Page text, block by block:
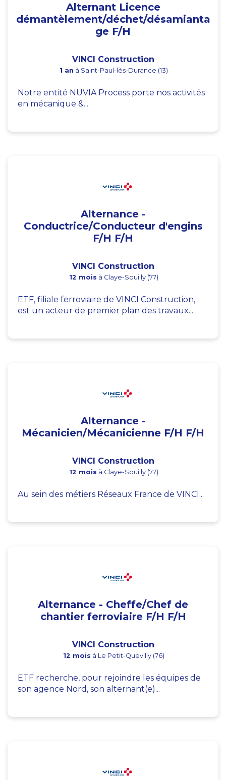
Alternant Licence
démantèlement/déchet/désamianta
ge F/H
VINCI Construction
1 an à Saint-Paul-lès-Durance (13)
Notre entité NUVIA Process porte nos activités
en mécanique &...
Alternance -
Conductrice/Conducteur d'engins
F/H F/H
VINCI Construction
12 mois à Claye-Souilly (77)
ETF, filiale ferroviaire de VINCI Construction,
est un acteur de premier plan des travaux...
Alternance -
Mécanicien/Mécanicienne F/H F/H
VINCI Construction
12 mois à Claye-Souilly (77)
Au sein des métiers Réseaux France de VINCI...
Alternance - Cheffe/Chef de
chantier ferroviaire F/H F/H
VINCI Construction
12 mois à Le Petit-Quevilly (76)
ETF recherche, pour rejoindre les équipes de
son agence Nord, son alternant(e)...